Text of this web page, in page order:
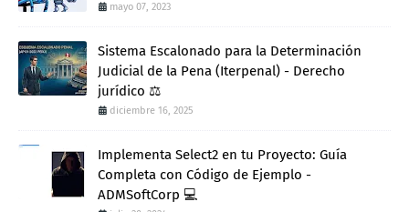
mayo 07, 2023
Sistema Escalonado para la Determinación
Judicial de la Pena (Iterpenal) - Derecho
jurídico ⚖️
diciembre 16, 2025
Implementa Select2 en tu Proyecto: Guía
Completa con Código de Ejemplo -
ADMSoftCorp 💻